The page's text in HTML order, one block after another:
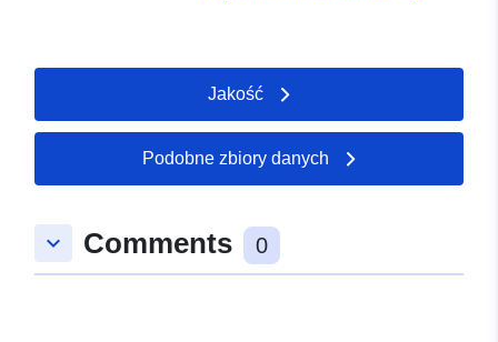
Jakość
Podobne zbiory danych
keyboard_arrow_down Comments 0